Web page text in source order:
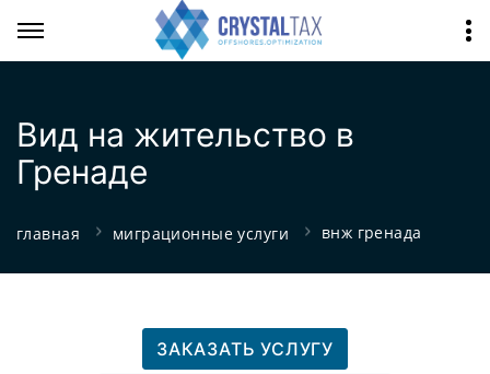
Вид на жительство в
Гренаде
главная миграционные услуги внж гренада
ЗАКАЗАТЬ УСЛУГУ